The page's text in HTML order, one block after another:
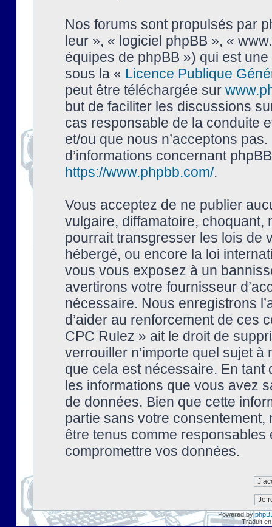
Nos forums sont propulsés par
leur », « logiciel phpBB », «
équipes de phpBB ») qui est
sous la « Licence Publique
peut être téléchargée sur
but de faciliter les discussions
cas responsable de la conduite
et/ou que nous n’acceptons
d’informations concernant
https://www.phpbb.com/.
Vous acceptez de ne publier
vulgaire, diffamatoire, choquant,
pourrait transgresser les lois de
hébergé, ou encore la loi
vous vous exposez à un
avertirons votre fournisseur
nécessaire. Nous enregistrons
d’aider au renforcement de ces
CPC Rulez » ait le droit de
verrouiller n’importe quel sujet à
que cela est nécessaire. En tant
les informations que vous avez
de données. Bien que cette
partie sans votre
être tenus comme
compromettre vos données.
Powered by
Traduit